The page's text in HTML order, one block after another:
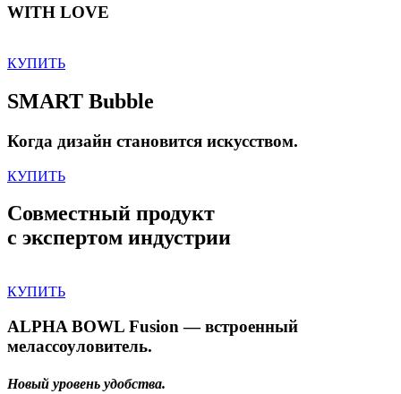
WITH LOVE
КУПИТЬ
SMART Bubble
Когда дизайн становится искусством.
КУПИТЬ
Совместный продукт
с экспертом индустрии
КУПИТЬ
ALPHA BOWL Fusion — встроенный
мелассоуловитель.
Новый уровень удобства.